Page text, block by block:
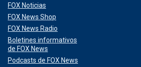
FOX Noticias
FOX News Shop
FOX News Radio
Boletines informativos
de FOX News
Podcasts de FOX News